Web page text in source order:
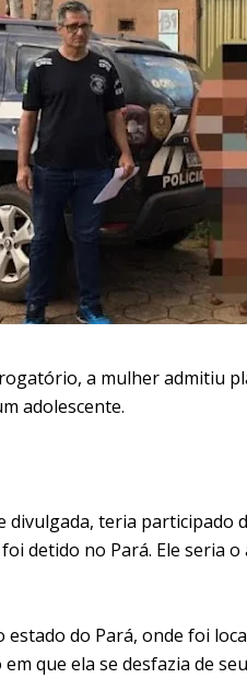
a mulher admitiu
adolescente.
divulgada, teria participado
detido no Pará. Ele seria
do Pará, onde foi
que ela se desfazia de